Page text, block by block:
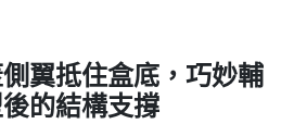
翼抵住盒底，巧妙輔
的結構支撐